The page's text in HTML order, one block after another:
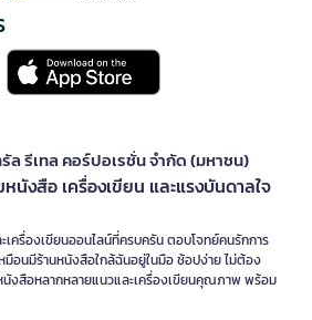
รัล รีเทล คอร์ปอเรชั่น จำกัด (มหาชน)
นังสือ เครื่องเขียน และแรงบันดาลใจ
เครื่องเขียนออนไลน์ที่ครบครัน ตอบโจทย์คนรักการ
มือนมีร้านหนังสือใกล้ฉันอยู่ในมือ ช้อปง่าย ไม่ต้อง
นังสือหลากหลายแนวและเครื่องเขียนคุณภาพ พร้อม